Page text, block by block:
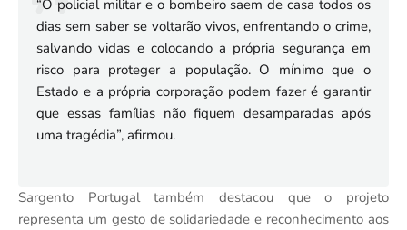
“O policial militar e o bombeiro saem de casa todos os
dias sem saber se voltarão vivos, enfrentando o crime,
salvando vidas e colocando a própria segurança em
risco para proteger a população. O mínimo que o
Estado e a própria corporação podem fazer é garantir
que essas famílias não fiquem desamparadas após
uma tragédia”, afirmou.
Sargento Portugal também destacou que o projeto
representa um gesto de solidariedade e reconhecimento aos